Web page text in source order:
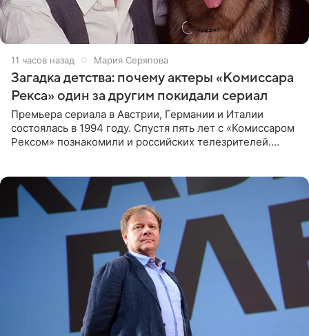
11 часов назад Мария Серяпова
Загадка детства: почему актеры «Комиссара
Рекса» один за другим покидали сериал
Премьера сериала в Австрии, Германии и Италии
состоялась в 1994 году. Спустя пять лет с «Комиссаром
Рексом» познакомили и российских телезрителей.